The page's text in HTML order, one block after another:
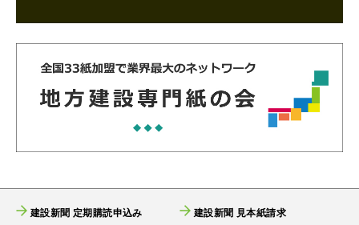
建設新聞 定期購読申込み 建設新聞 見本紙請求